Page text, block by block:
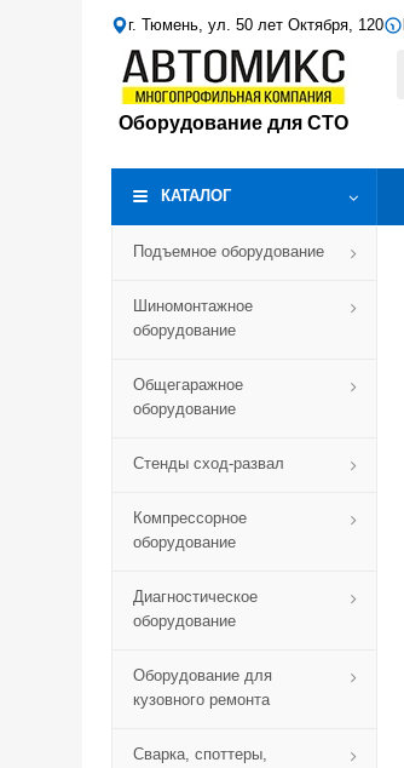
г. Тюмень, ул. 50 лет Октября, 120
Оборудование для СТО
КАТАЛОГ
Подъемное оборудование
Шиномонтажное
оборудование
Общегаражное
оборудование
Стенды сход-развал
Компрессорное
оборудование
Диагностическое
оборудование
Оборудование для
кузовного ремонта
Сварка, споттеры,